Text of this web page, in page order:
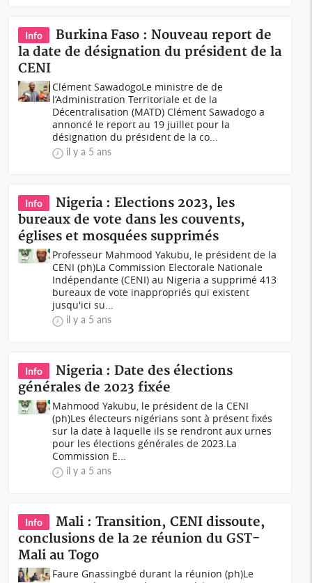
Info
Burkina Faso : Nouveau report de
la date de désignation du président de la
CENI
Clément SawadogoLe ministre de de
l’Administration Territoriale et de la
Décentralisation (MATD) Clément Sawadogo a
annoncé le report au 19 juillet pour la
désignation du président de la co...
il y a 5 ans
Info
Nigeria : Elections 2023, les
bureaux de vote dans les couvents,
églises et mosquées supprimés
Professeur Mahmood Yakubu, le président de la
CENI (ph)La Commission Electorale Nationale
Indépendante (CENI) au Nigeria a supprimé 413
bureaux de vote inappropriés qui existent
jusqu'ici su...
il y a 5 ans
Info
Nigeria : Date des élections
générales de 2023 fixée
Mahmood Yakubu, le président de la CENI
(ph)Les électeurs nigérians sont à présent fixés
sur la date à laquelle ils se rendront aux urnes
pour les élections générales de 2023.La
Commission E...
il y a 5 ans
Info
Mali : Transition, CENI dissoute,
conclusions de la 2e réunion du GST-
Mali au Togo
Faure Gnassingbé durant la réunion (ph)Le